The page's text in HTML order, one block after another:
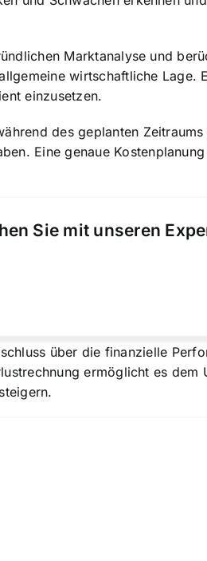
Marktanalyse und
wirtschaftliche Lage.
einzusetzen.
des geplanten
Eine genaue
Sie mit unseren
über die finanzielle
ermöglicht es dem